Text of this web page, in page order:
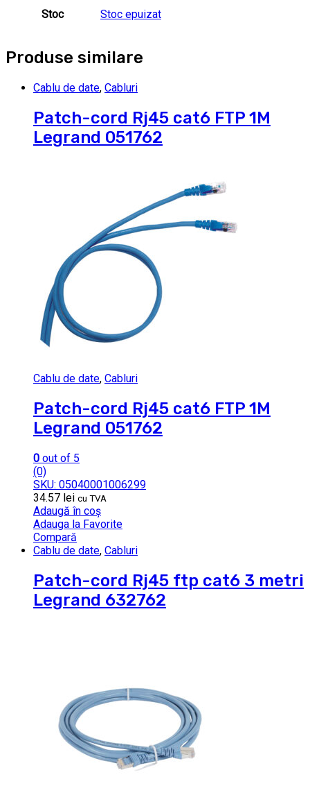
Stoc Stoc epuizat
Produse similare
Cablu de date, Cabluri
Patch-cord Rj45 cat6 FTP 1M
Legrand 051762
Cablu de date, Cabluri
Patch-cord Rj45 cat6 FTP 1M
Legrand 051762
0 out of 5
(0)
SKU: 05040001006299
34.57 lei cu TVA
Adaugă în coș
Adauga la Favorite
Compară
Cablu de date, Cabluri
Patch-cord Rj45 ftp cat6 3 metri
Legrand 632762